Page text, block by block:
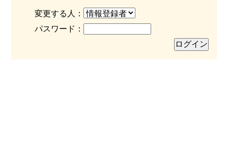
変更する人：
パスワード：